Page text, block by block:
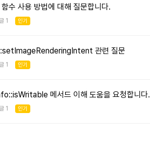
수 사용 방법에 대해 질문합니다.
1 인기
관련 질문
1 인기
메서드 이해 도움을 요청합니다.
1 인기